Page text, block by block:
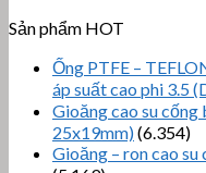
Sản phẩm HOT
Ống PTFE –
áp suất cao phi 3.5
Gioăng cao su
25x19mm)(6.354)
Gioăng – ron cao